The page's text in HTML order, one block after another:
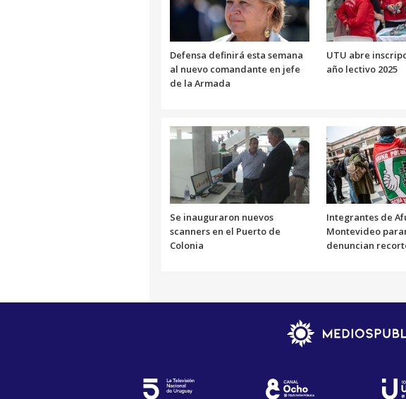
Defensa definirá esta semana
al nuevo comandante en jefe
de la Armada
UTU abre
año lectivo 2025
Se inauguraron nuevos
scanners en el Puerto de
Colonia
Integrantes de
Montevideo
denuncian